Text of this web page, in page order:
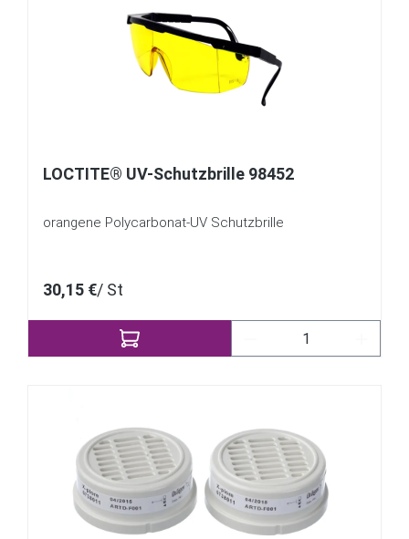
LOCTITE® UV-Schutzbrille 98452
orangene Polycarbonat-UV Schutzbrille
30,15 €/ St
Produkt Anzahl: